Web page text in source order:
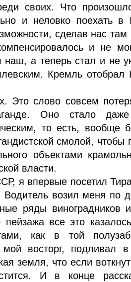
своих. Что
и неловко поехать
сделав нас
и не
наш, а теперь стал и не
Кремль
Это слово совсем
Оно стало
то есть, вообще
смолой,
объектами
власти.
я впервые посетил
Водитель возил меня по
ряды виноградников
пейзажа все это
как в той
мой восторг, подливал
земля, что если
И в конце